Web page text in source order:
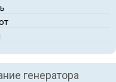
генератора